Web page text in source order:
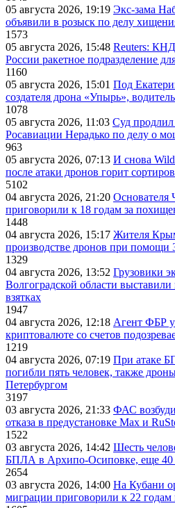
05 августа 2026, 19:19 Экс-зама
объявили в розыск по делу
1573
05 августа 2026, 15:48 Reuters:
России ракетное подразделение
1160
05 августа 2026, 15:01 Под
создателя дрона «Упырь»,
1078
05 августа 2026, 11:03 Суд продлил
Росавиации Нерадько по делу о
963
05 августа 2026, 07:13 И снова
после атаки дронов горит
5102
04 августа 2026, 21:20
приговорили к 18 годам за
1448
04 августа 2026, 15:17 Жителя
производстве дронов при помощи
1329
04 августа 2026, 13:52 Грузовики
Волгоградской области выставили
взятках
1947
04 августа 2026, 12:18 Агент ФБР
криптовалюте со счетов
1219
04 августа 2026, 07:19 При атаке
погибли пять человек, также
Петербургом
3197
03 августа 2026, 21:33 ФАС
отказа в предустановке Max и
1522
03 августа 2026, 14:42 Шесть
БПЛА в Архипо-Осиповке, еще 40
2654
03 августа 2026, 14:00 На Кубани
миграции приговорили к 22 годам